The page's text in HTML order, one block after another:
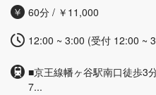
い。
60分 / ￥11,000
12:00 ~ 3:00 (受付 12:00 ~
■京王線幡ヶ谷駅南口徒歩3
7...